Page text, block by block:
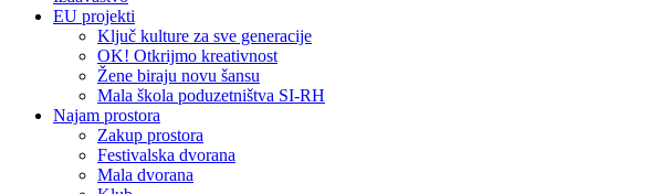
EU projekti
Ključ kulture za sve generacije
OK! Otkrijmo kreativnost
Žene biraju novu šansu
Mala škola poduzetništva SI-RH
Najam prostora
Zakup prostora
Festivalska dvorana
Mala dvorana